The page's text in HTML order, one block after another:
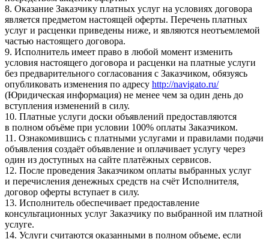
8. Оказание Заказчику платных услуг на условиях договора
является предметом настоящей оферты. Перечень платных
услуг и расценки приведены ниже, и являются неотъемлемой
частью настоящего договора.
9. Исполнитель имеет право в любой момент изменить
условия настоящего договора и расценки на платные услуги
без предварительного согласования с Заказчиком, обязуясь
опубликовать изменения по адресу http://navigato.ru/
(Юридическая информация) не менее чем за один день до
вступления изменений в силу.
10. Платные услуги доски объявлений предоставляются
в полном объёме при условии 100% оплаты Заказчиком.
11. Ознакомившись с платными услугами и правилами подачи
объявления создаёт объявление и оплачивает услугу через
один из доступных на сайте платёжных сервисов.
12. После проведения Заказчиком оплаты выбранных услуг
и перечисления денежных средств на счёт Исполнителя,
договор оферты вступает в силу.
13. Исполнитель обеспечивает предоставление
консультационных услуг Заказчику по выбранной им платной
услуге.
14. Услуги считаются оказанными в полном объеме, если